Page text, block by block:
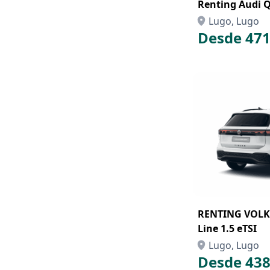
Renting Audi
Lugo, Lugo
Desde
RENTING
Line 1.5 eTSI
Lugo, Lugo
Desde